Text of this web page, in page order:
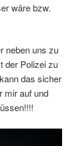
wäre bzw.
neben uns zu
der Polizei zu
das sicher
mir auf und